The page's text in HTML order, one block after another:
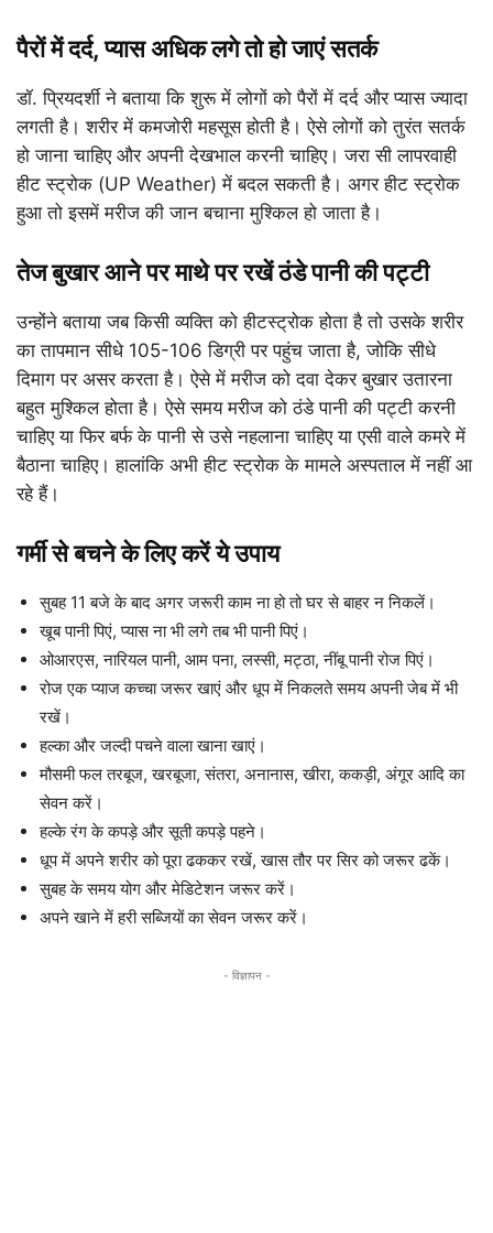
पैरों में दर्द, प्यास अधिक लगे तो हो जाएं सतर्क
डॉ. प्रियदर्शी ने बताया कि शुरू में लोगों को पैरों में दर्द और प्यास ज्यादा
लगती है। शरीर में कमजोरी महसूस होती है। ऐसे लोगों को तुरंत सतर्क
हो जाना चाहिए और अपनी देखभाल करनी चाहिए। जरा सी लापरवाही
हीट स्ट्रोक (UP Weather) में बदल सकती है। अगर हीट स्ट्रोक
हुआ तो इसमें मरीज की जान बचाना मुश्किल हो जाता है।
तेज बुखार आने पर माथे पर रखें ठंडे पानी की पट्टी
उन्होंने बताया जब किसी व्यक्ति को हीटस्ट्रोक होता है तो उसके शरीर
का तापमान सीधे 105-106 डिग्री पर पहुंच जाता है, जोकि सीधे
दिमाग पर असर करता है। ऐसे में मरीज को दवा देकर बुखार उतारना
बहुत मुश्किल होता है। ऐसे समय मरीज को ठंडे पानी की पट्टी करनी
चाहिए या फिर बर्फ के पानी से उसे नहलाना चाहिए या एसी वाले कमरे में
बैठाना चाहिए। हालांकि अभी हीट स्ट्रोक के मामले अस्पताल में नहीं आ
रहे हैं।
गर्मी से बचने के लिए करें ये उपाय
सुबह 11 बजे के बाद अगर जरूरी काम ना हो तो घर से बाहर न निकलें।
खूब पानी पिएं, प्यास ना भी लगे तब भी पानी पिएं।
ओआरएस, नारियल पानी, आम पना, लस्सी, मट्ठा, नींबू पानी रोज पिएं।
रोज एक प्याज कच्चा जरूर खाएं और धूप में निकलते समय अपनी जेब में भी
रखें।
हल्का और जल्दी पचने वाला खाना खाएं।
मौसमी फल तरबूज, खरबूजा, संतरा, अनानास, खीरा, ककड़ी, अंगूर आदि का
सेवन करें।
हल्के रंग के कपड़े और सूती कपड़े पहने।
धूप में अपने शरीर को पूरा ढककर रखें, खास तौर पर सिर को जरूर ढकें।
सुबह के समय योग और मेडिटेशन जरूर करें।
अपने खाने में हरी सब्जियों का सेवन जरूर करें।
- विज्ञापन -